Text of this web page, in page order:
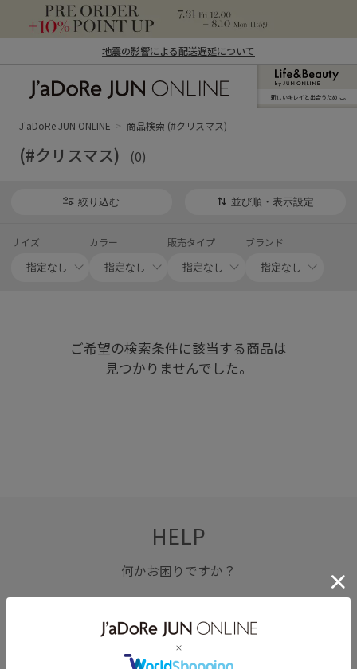
地震の影響による配送遅延について
ン オンライン）
新しいキレイと出合うために。
J'aDoRe JUN ONLINE 商品検索 (#クリスマス)
(#クリスマス) (0)
絞り込む 並び順・表示設定
サイズ カラー 販売タイプ ブランド
ご希望の検索条件に該当する商品は
見つかりませんでした。
HELP
何かお困りですか？